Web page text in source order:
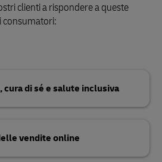
clienti a rispondere a queste
consumatori:
cura di sé e salute inclusiva
vendite online